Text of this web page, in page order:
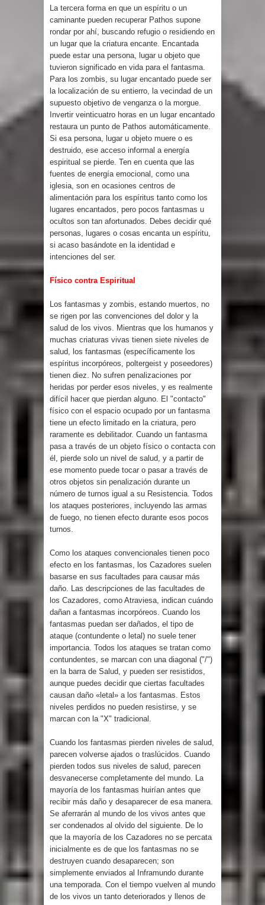
La tercera forma en que un espíritu o un
caminante pueden recuperar Pathos supone
rondar por ahí, buscando refugio o residiendo en
un lugar que la criatura encante. Encantada
puede estar una persona, lugar u objeto que
tuvieron significado en vida para el fantasma.
Para los zombis, su lugar encantado puede ser
la localización de su entierro, la vecindad de un
supuesto objetivo de venganza o la morgue.
Invertir veinticuatro horas en un lugar encantado
restaura un punto de Pathos automáticamente.
Si esa persona, lugar u objeto muere o es
destruido, ese acceso informal a energía
espiritual se pierde. Ten en cuenta que las
fuentes de energía emocional, como una
iglesia, son en ocasiones centros de
alimentación para los espíritus tanto como los
lugares encantados, pero pocos fantasmas u
ocultos son tan afortunados. Debes decidir qué
personas, lugares o cosas encanta un espíritu,
si acaso basándote en la identidad e
intenciones del ser.
Físico contra Espiritual
Los fantasmas y zombis, estando muertos, no
se rigen por las convenciones del dolor y la
salud de los vivos. Mientras que los humanos y
muchas criaturas vivas tienen siete niveles de
salud, los fantasmas (específicamente los
espíritus incorpóreos, poltergeist y poseedores)
tienen diez. No sufren penalizaciones por
heridas por perder esos niveles, y es realmente
difícil hacer que pierdan alguno. El "contacto"
físico con el espacio ocupado por un fantasma
tiene un efecto limitado en la criatura, pero
raramente es debilitador. Cuando un fantasma
pasa a través de un objeto físico o contacta con
él, pierde solo un nivel de salud, y a partir de
ese momento puede tocar o pasar a través de
otros objetos sin penalización durante un
número de turnos igual a su Resistencia. Todos
los ataques posteriores, incluyendo las armas
de fuego, no tienen efecto durante esos pocos
turnos.
Como los ataques convencionales tienen poco
efecto en los fantasmas, los Cazadores suelen
basarse en sus facultades para causar más
daño. Las descripciones de las facultades de
los Cazadores, como Atraviesa, indican cuándo
dañan a fantasmas incorpóreos. Cuando los
fantasmas puedan ser dañados, el tipo de
ataque (contundente o letal) no suele tener
importancia. Todos los ataques se tratan como
contundentes, se marcan con una diagonal ("/")
en la barra de Salud, y pueden ser resistidos,
aunque puedes decidir que ciertas facultades
causan daño «letal» a los fantasmas. Estos
niveles perdidos no pueden resistirse, y se
marcan con la "X" tradicional.
Cuando los fantasmas pierden niveles de salud,
parecen volverse ajados o traslúcidos. Cuando
pierden todos sus niveles de salud, parecen
desvanecerse completamente del mundo. La
mayoría de los fantasmas huirían antes que
recibir más daño y desaparecer de esa manera.
Se aferrarán al mundo de los vivos antes que
ser condenados al olvido del siguiente. De lo
que la mayoría de los Cazadores no se percata
inicialmente es de que los fantasmas no se
destruyen cuando desaparecen; son
simplemente enviados al Inframundo durante
una temporada. Con el tiempo vuelven al mundo
de los vivos un tanto deteriorados y llenos de